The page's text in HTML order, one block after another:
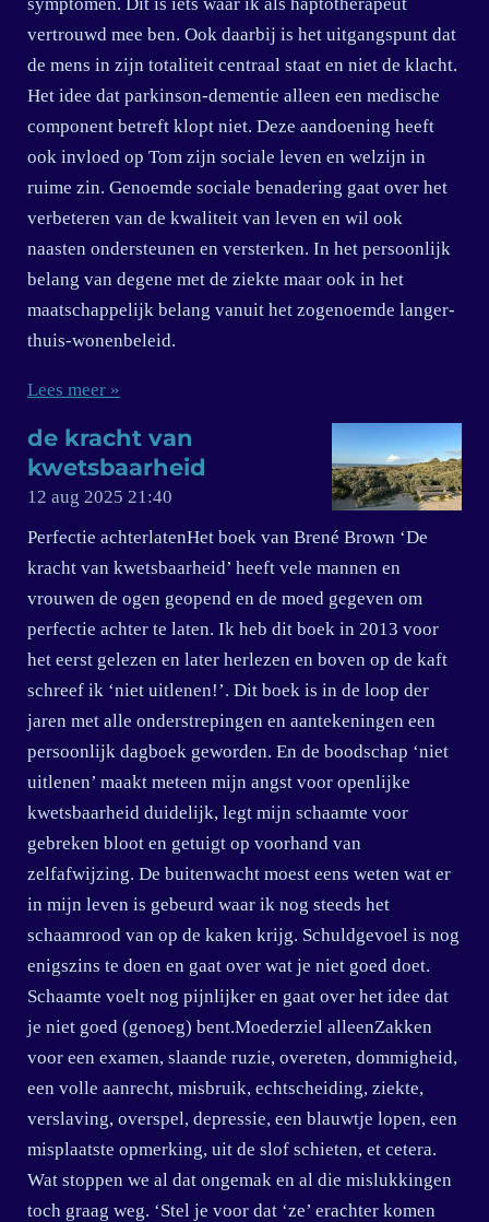
vertrouwd mee ben. Ook daarbij is het uitgangspunt dat
de mens in zijn totaliteit centraal staat en niet de klacht.
Het idee dat parkinson-dementie alleen een medische
component betreft klopt niet. Deze aandoening heeft
ook invloed op Tom zijn sociale leven en welzijn in
ruime zin. Genoemde sociale benadering gaat over het
verbeteren van de kwaliteit van leven en wil ook
naasten ondersteunen en versterken. In het persoonlijk
belang van degene met de ziekte maar ook in het
maatschappelijk belang vanuit het zogenoemde langer-
thuis-wonenbeleid.
Lees meer »
de kracht van
kwetsbaarheid
12 aug 2025 21:40
Perfectie achterlatenHet boek van Brené Brown ‘De
kracht van kwetsbaarheid’ heeft vele mannen en
vrouwen de ogen geopend en de moed gegeven om
perfectie achter te laten. Ik heb dit boek in 2013 voor
het eerst gelezen en later herlezen en boven op de kaft
schreef ik ‘niet uitlenen!’. Dit boek is in de loop der
jaren met alle onderstrepingen en aantekeningen een
persoonlijk dagboek geworden. En de boodschap ‘niet
uitlenen’ maakt meteen mijn angst voor openlijke
kwetsbaarheid duidelijk, legt mijn schaamte voor
gebreken bloot en getuigt op voorhand van
zelfafwijzing. De buitenwacht moest eens weten wat er
in mijn leven is gebeurd waar ik nog steeds het
schaamrood van op de kaken krijg. Schuldgevoel is nog
enigszins te doen en gaat over wat je niet goed doet.
Schaamte voelt nog pijnlijker en gaat over het idee dat
je niet goed (genoeg) bent.Moederziel alleenZakken
voor een examen, slaande ruzie, overeten, dommigheid,
een volle aanrecht, misbruik, echtscheiding, ziekte,
verslaving, overspel, depressie, een blauwtje lopen, een
misplaatste opmerking, uit de slof schieten, et cetera.
Wat stoppen we al dat ongemak en al die mislukkingen
toch graag weg. ‘Stel je voor dat ‘ze’ erachter komen